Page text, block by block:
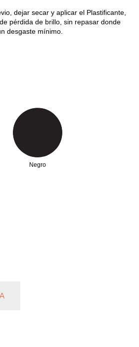
dejar secar y aplicar el Plastificante,
pérdida de brillo, sin repasar donde
desgaste mínimo.
Negro